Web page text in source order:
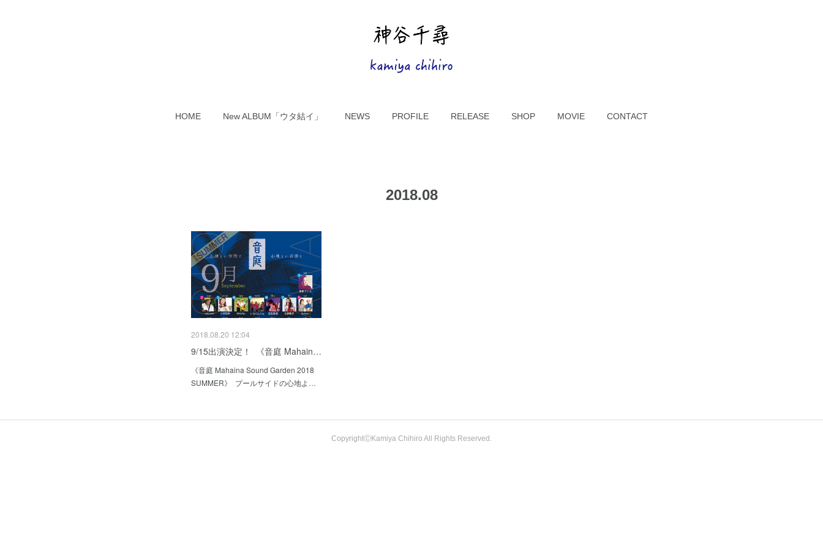
HOME New ALBUM「ウタ結イ」 NEWS PROFILE RELEASE SHOP MOVIE CONTACT
2018.08
2018.08.20 12:04
9/15出演決定！ 《音庭 Mahain…
《音庭 Mahaina Sound Garden 2018
SUMMER》 プールサイドの心地よ…
CopyrightⒸKamiya Chihiro All Rights Reserved.